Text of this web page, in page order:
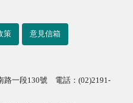
策 意見信箱
路一段130號 電話：(02)2191-